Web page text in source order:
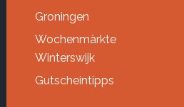
Groningen
Wochenmärkte
Winterswijk
Gutscheintipps